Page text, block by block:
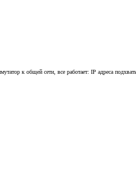
к общей сети, все работает: IP адреса